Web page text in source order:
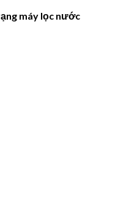
máy lọc nước